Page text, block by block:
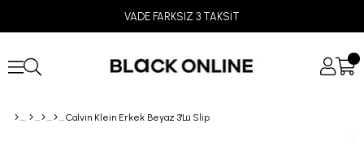
VADE FARKSIZ 3 TAKSİT
Calvin Klein Erkek Beyaz 3'Lü Slip